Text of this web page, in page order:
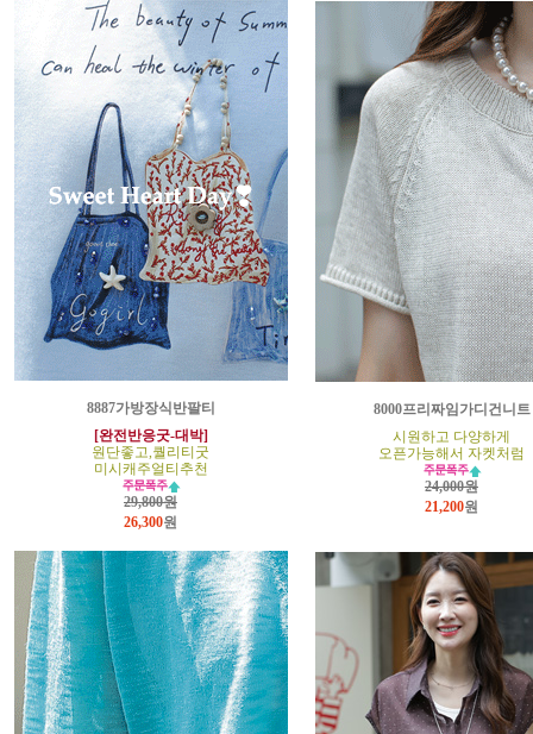
8887가방장식반팔티
[완전반응굿-대박]
원단좋고,퀄리티굿
미시캐주얼티추천
29,800원
26,300원
8000프리짜임가디건니트
시원하고 다양하게
오픈가능해서 자켓처럼
24,000원
21,200원